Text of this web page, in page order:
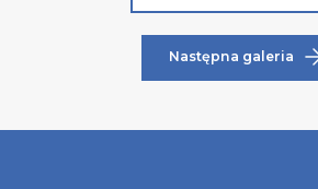
Następna galeria